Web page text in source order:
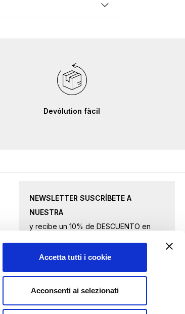
Accetta tutti i cookie
Acconsenti ai selezionati
Devólution fàcil
NEWSLETTER SUSCRÍBETE A
NUESTRA
y recibe un 10% de DESCUENTO en
a
nuestro
boletín